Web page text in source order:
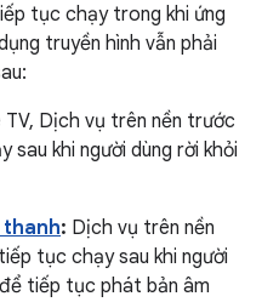
tục chạy trong khi ứng
truyền hình vẫn phải
Dịch vụ trên nền trước
sau khi người dùng rời khỏi
thanh: Dịch vụ trên nền
tiếp tục chạy sau khi người
tiếp tục phát bản âm